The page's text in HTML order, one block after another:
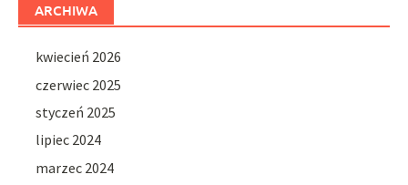
ARCHIWA
kwiecień 2026
czerwiec 2025
styczeń 2025
lipiec 2024
marzec 2024